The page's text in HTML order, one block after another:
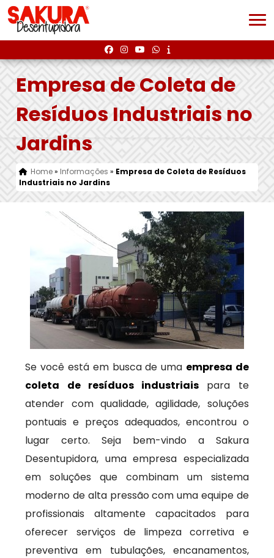
Empresa de Coleta de
Resíduos Industriais no
Jardins
Home» Informações » Empresa de Coleta de Resíduos
Industriais no Jardins
Se você está em busca de uma empresa de
coleta de resíduos industriais para te
atender com qualidade, agilidade, soluções
pontuais e preços adequados, encontrou o
lugar certo. Seja bem-vindo a Sakura
Desentupidora, uma empresa especializada
em soluções que combinam um sistema
moderno de alta pressão com uma equipe de
profissionais altamente capacitados para
oferecer serviços de limpeza corretiva e
preventiva em tubulações, encanamentos,